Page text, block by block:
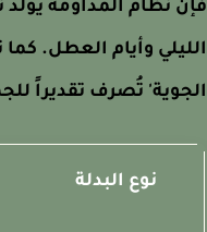
نظام المداومة يولد
وأيام العطل. كما
تُصرف تقديراً
نوع البدلة